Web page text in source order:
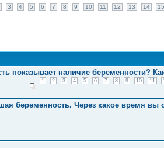
3 4 5 6 7 8 9 10 11 12 13 14 15
показывает наличие беременности?
1 2 3 4 5 6 7 8 9 10 11
беременность. Через какое время вы